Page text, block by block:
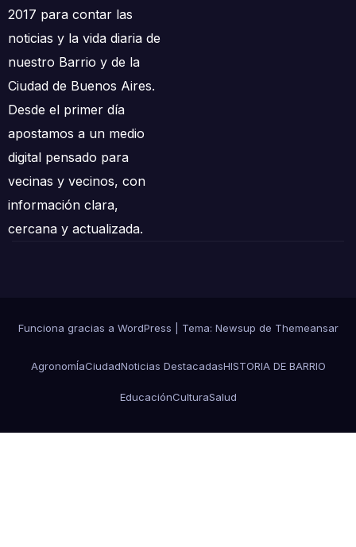
2017 para contar las
noticias y la vida diaria de
nuestro Barrio y de la
Ciudad de Buenos Aires.
Desde el primer día
apostamos a un medio
digital pensado para
vecinas y vecinos, con
información clara,
cercana y actualizada.
Funciona gracias a WordPress Tema: Newsup de Themeansar
AgronomÍaCiudadNoticias DestacadasHISTORIA DE BARRIO
EducaciónCulturaSalud